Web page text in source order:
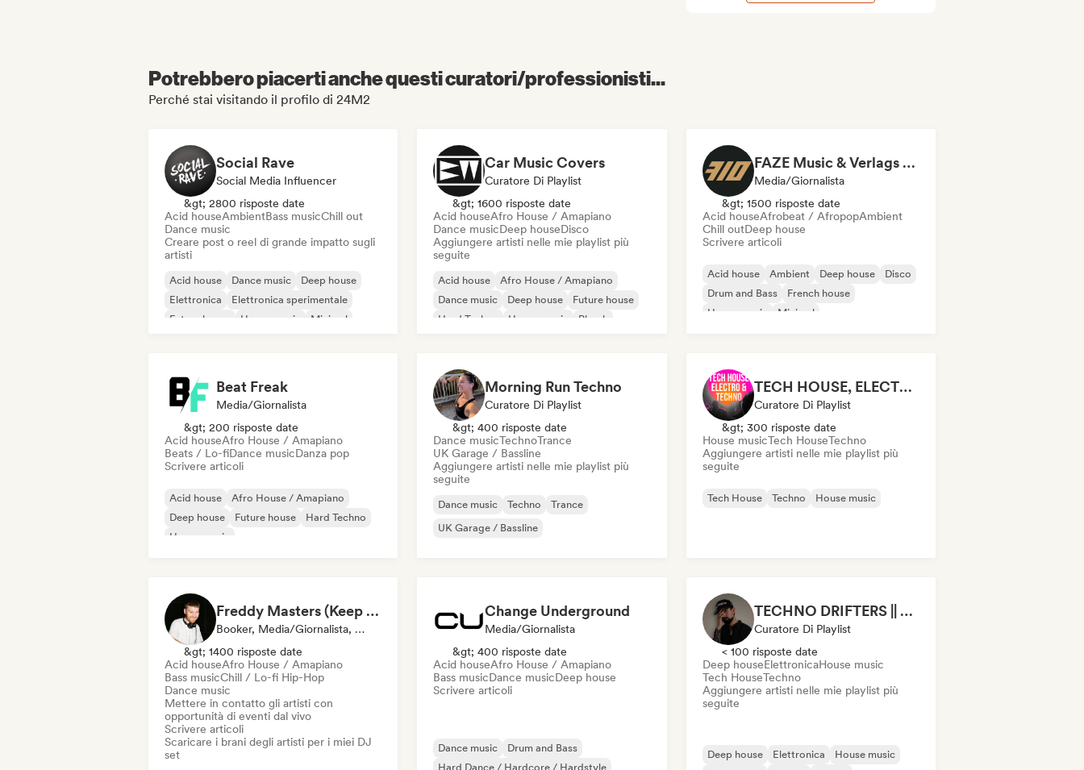
Potrebbero piacerti anche questi curatori/professionisti...
Perché stai visitando il profilo di 24M2
Social Rave
Social Media Influencer
&gt; 2800 risposte date
Acid houseAmbientBass musicChill out
Dance music
Creare post o reel di grande impatto sugli
artisti
Acid house Dance music
Deep house
Elettronica
Elettronica sperimentale
Future house
House music Minimal
Car Music Covers
Curatore Di Playlist
&gt; 1600 risposte date
Acid houseAfro House / Amapiano
Dance musicDeep houseDisco
Aggiungere artisti nelle mie playlist più
seguite
Acid house
Afro House / Amapiano
Dance music
Deep house
Future house
Hard Techno
House music Phonk
FAZE Music & Verlags GmbH
Media/Giornalista
&gt; 1500 risposte date
Acid houseAfrobeat / AfropopAmbient
Chill outDeep house
Scrivere articoli
Acid house Ambient Deep house
Disco
Drum and Bass
French house
House music
Minimal
Beat Freak
Media/Giornalista
&gt; 200 risposte date
Acid houseAfro House / Amapiano
Beats / Lo-fiDance musicDanza pop
Scrivere articoli
Acid house
Afro House / Amapiano
Deep house
Future house
Hard Techno
House music
Morning Run Techno
Curatore Di Playlist
&gt; 400 risposte date
Dance musicTechnoTrance
UK Garage / Bassline
Aggiungere artisti nelle mie playlist più
seguite
Dance music Techno
Trance
UK Garage / Bassline
TECH HOUSE, ELECTRO & TECHNO 2026 (by Honey, everywhere)
Curatore Di Playlist
&gt; 300 risposte date
House musicTech HouseTechno
Aggiungere artisti nelle mie playlist più
seguite
Tech House Techno House music
Freddy Masters (Keep Hush)
Booker, Media/Giornalista, DJ Selezionato
&gt; 1400 risposte date
Acid houseAfro House / Amapiano
Bass musicChill / Lo-fi Hip-Hop
Dance music
Mettere in contatto gli artisti con
opportunità di eventi dal vivo
Scrivere articoli
Scaricare i brani degli artisti per i miei DJ
set
Change Underground
Media/Giornalista
&gt; 400 risposte date
Acid houseAfro House / Amapiano
Bass musicDance musicDeep house
Scrivere articoli
Dance music
Drum and Bass
Hard Dance / Hardcore / Hardstyle
TECHNO DRIFTERS || Momentum by VANVINO
Curatore Di Playlist
< 100 risposte date
Deep houseElettronicaHouse music
Tech HouseTechno
Aggiungere artisti nelle mie playlist più
seguite
Deep house Elettronica
House music